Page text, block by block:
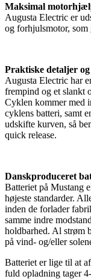
Maksimal
Augusta Electric er
og forhjulsmotor,
Praktiske detaljer
Augusta Electric har
frempind og et slankt
Cyklen kommer med
cyklens batteri, samt
udskifte kurven, så
quick release.
Danskproduceret
Batteriet på Mustang
højeste standarder.
inden de forlader
samme indre
holdbarhed. Al strøm
på vind- og/eller
Batteriet er lige til at
fuld opladning tager